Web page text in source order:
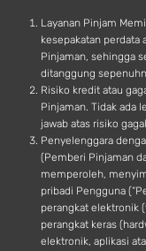
Layanan Pinjam
kesepakatan perdata
Pinjaman, sehingga
ditanggung
Risiko kredit atau
Pinjaman. Tidak ada
jawab atas risiko
Penyelenggara
(Pemberi Pinjaman
memperoleh,
pribadi Pengguna
perangkat elektronik
perangkat keras
elektronik, aplikasi